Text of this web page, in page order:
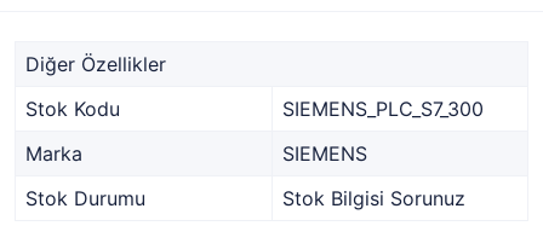
Diğer Özellikler
Stok Kodu
SIEMENS_PLC_S7_300
Marka
SIEMENS
Stok Durumu
Stok Bilgisi Sorunuz